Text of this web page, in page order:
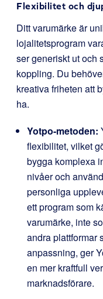
Flexibilitet och
Ditt varumärke är
lojalitetsprogram
ser generiskt ut och
koppling. Du
kreativa friheten att
ha.
Yotpo-metoden:
flexibilitet, vilket
bygga komplexa
nivåer och
personliga
ett program som
varumärke, inte
andra plattformar
anpassning, ger
en mer kraftfull
marknadsförare.